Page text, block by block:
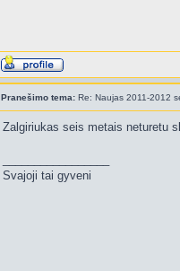
Pranešimo tema: Re: Naujas 2011-2012
Zalgiriukas seis metais neturetu
Svajoji tai gyveni